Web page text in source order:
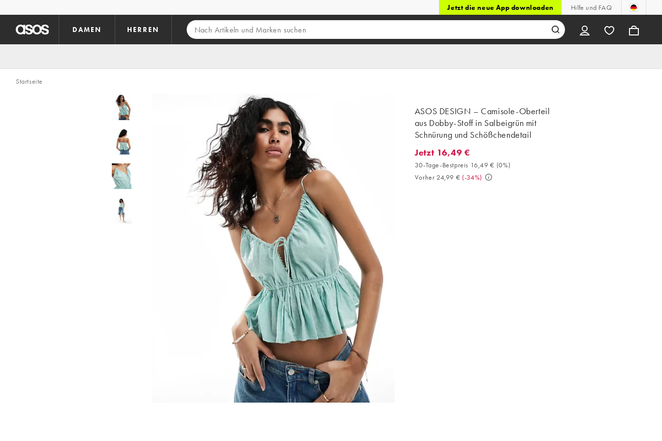
Jetzt die neue App downloaden Hilfe und FAQ
DAMEN HERREN
Startseite
ASOS DESIGN – Camisole-Oberteil
aus Dobby-Stoff in Salbeigrün mit
Schnürung und Schößchendetail
Jetzt 16,49 €. 30-Tage-Bestpreis 16,49 € (0%). Vorher 24,99 €. (-34%)
Jetzt 16,49 €
30-Tage-Bestpreis 16,49 € (0%)
Vorher 24,99 € (-34%)